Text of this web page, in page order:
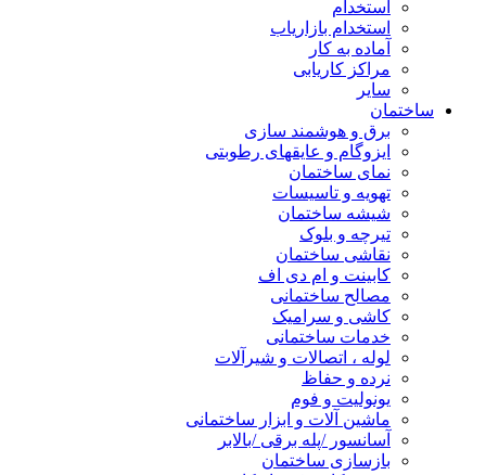
استخدام
استخدام بازاریاب
آماده به کار
مراکز کاریابی
سایر
ساختمان
برق و هوشمند سازی
ایزوگام و عایقهای رطوبتی
نمای ساختمان
تهویه و تاسیسات
شیشه ساختمان
تیرچه و بلوک
نقاشی ساختمان
کابینت و ام دی اف
مصالح ساختمانی
کاشی و سرامیک
خدمات ساختمانی
لوله ، اتصالات و شیرآلات
نرده و حفاظ
یونولیت و فوم
ماشین آلات و ابزار ساختمانی
آسانسور /پله برقی /بالابر
بازسازی ساختمان